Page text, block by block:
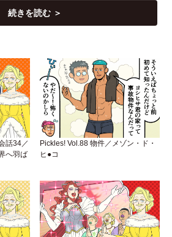
続きを読む ＞
話34／
へ羽ば
Pickles! Vol.88 物件／メゾン・ド・
ヒ●コ